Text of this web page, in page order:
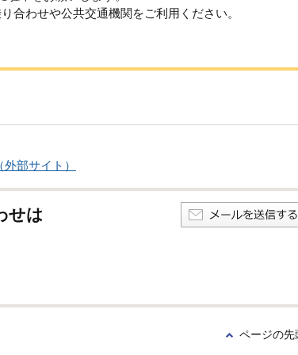
わせや公共交通機関をご利用ください。
部サイト）
せは
ページの先